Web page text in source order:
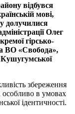
відбувся
мові,
долучилися
Олег
гірсько-
ВО «Свобода»,
збереження
особливо в умовах
ідентичності.